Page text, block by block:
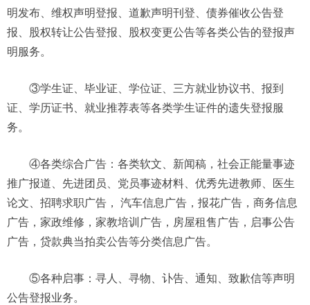
明发布、维权声明登报、道歉声明刊登、债券催收公告登
报、股权转让公告登报、股权变更公告等各类公告的登报声
明服务。
③学生证、毕业证、学位证、三方就业协议书、报到
证、学历证书、就业推荐表等各类学生证件的遗失登报服
务。
④各类综合广告：各类软文、新闻稿，社会正能量事迹
推广报道、先进团员、党员事迹材料、优秀先进教师、医生
论文、招聘求职广告， 汽车信息广告，报花广告，商务信息
广告，家政维修，家教培训广告，房屋租售广告，启事公告
广告，贷款典当拍卖公告等分类信息广告。
⑤各种启事：寻人、寻物、讣告、通知、致歉信等声明
公告登报业务。